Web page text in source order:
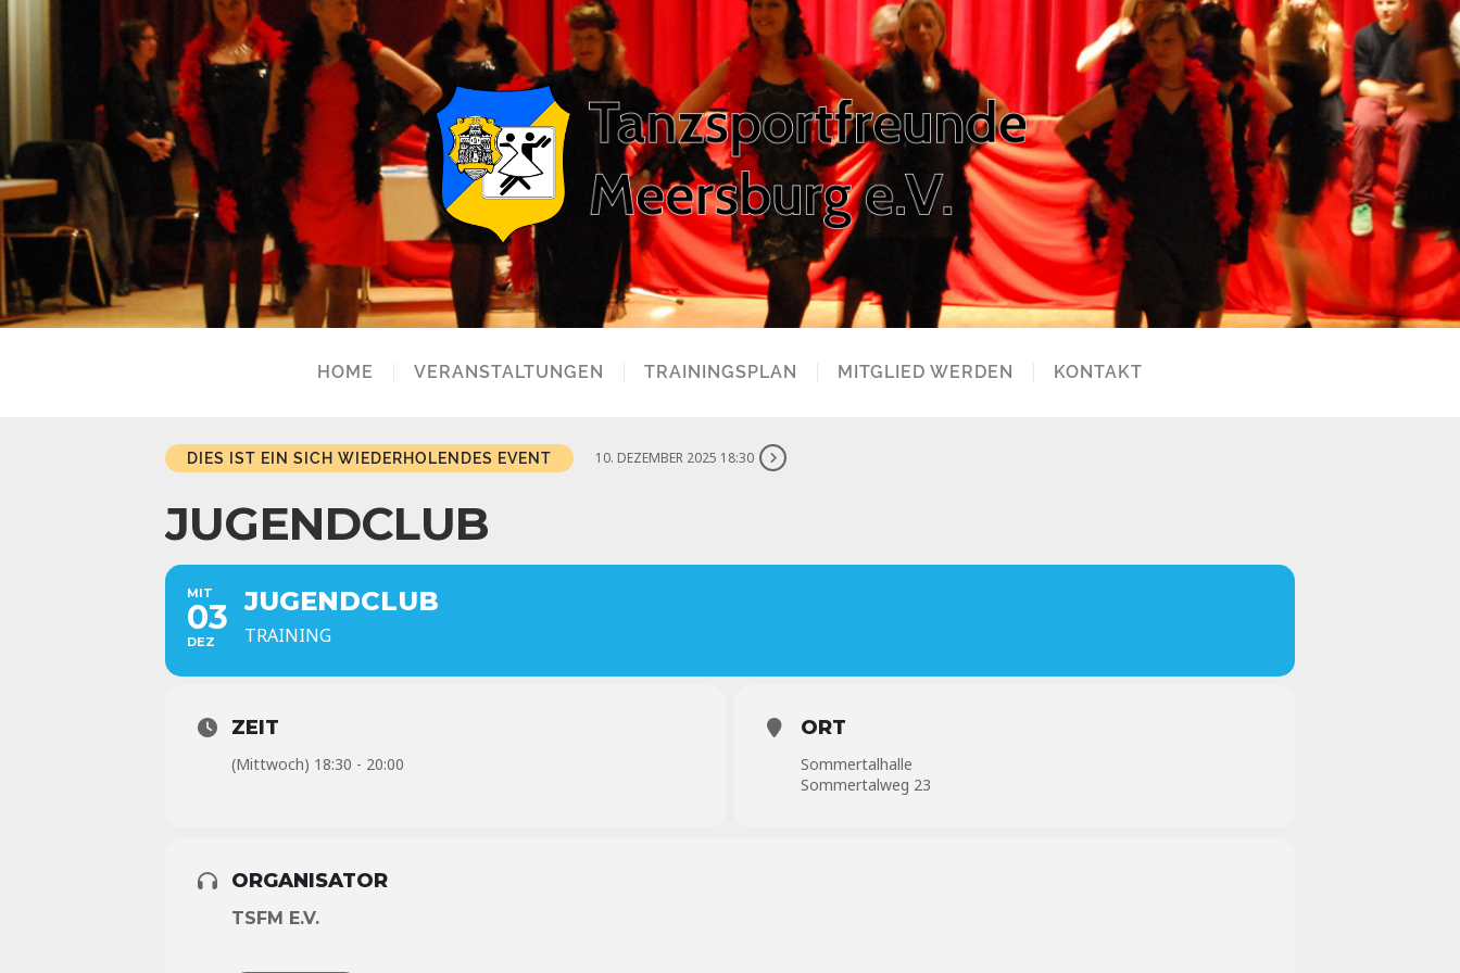
HOME VERANSTALTUNGEN TRAININGSPLAN MITGLIED WERDEN KONTAKT
DIES IST EIN SICH WIEDERHOLENDES EVENT 10. DEZEMBER 2025 18:30
JUGENDCLUB
MIT
03
DEZ
JUGENDCLUB
TRAINING
ZEIT
(Mittwoch) 18:30 - 20:00
ORT
Sommertalhalle
Sommertalweg 23
ORGANISATOR
TSFM E.V.